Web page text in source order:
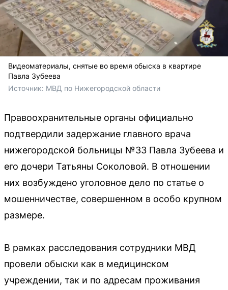
Видеоматериалы, снятые во время обыска в квартире
Павла Зубеева
Источник: МВД по Нижегородской области
Правоохранительные органы официально
подтвердили задержание главного врача
нижегородской больницы №33 Павла Зубеева и
его дочери Татьяны Соколовой. В отношении
них возбуждено уголовное дело по статье о
мошенничестве, совершенном в особо крупном
размере.
В рамках расследования сотрудники МВД
провели обыски как в медицинском
учреждении, так и по адресам проживания